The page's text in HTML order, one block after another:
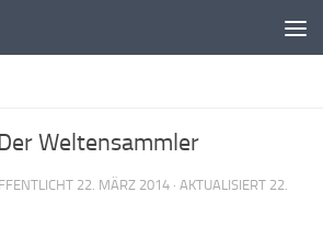
Weltensammler
22. MÄRZ 2014 · AKTUALISIERT 22.